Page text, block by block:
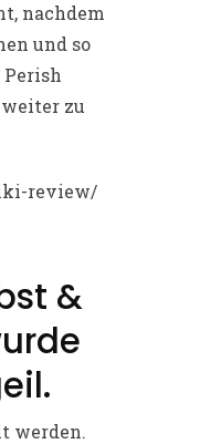
nachdem
und so
Perish
zu
review/
&
werden.